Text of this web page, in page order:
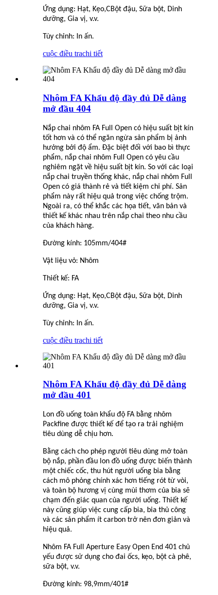
Ứng dụng: Hạt, Kẹo,CBột đậu, Sữa bột, Dinh
dưỡng, Gia vị, v.v.
Tùy chỉnh: In ấn.
cuộc điều trachi tiết
Nhôm FA Khẩu độ đầy đủ Dễ dàng
mở đầu 404
Nắp chai nhôm FA Full Open có hiệu suất bịt kín
tốt hơn và có thể ngăn ngừa sản phẩm bị ảnh
hưởng bởi độ ẩm. Đặc biệt đối với bao bì thực
phẩm, nắp chai nhôm Full Open có yêu cầu
nghiêm ngặt về hiệu suất bịt kín. So với các loại
nắp chai truyền thống khác, nắp chai nhôm Full
Open có giá thành rẻ và tiết kiệm chi phí. Sản
phẩm này rất hiệu quả trong việc chống trộm.
Ngoài ra, có thể khắc các họa tiết, văn bản và
thiết kế khác nhau trên nắp chai theo nhu cầu
của khách hàng.
Đường kính: 105mm/404#
Vật liệu vỏ: Nhôm
Thiết kế: FA
Ứng dụng: Hạt, Kẹo,CBột đậu, Sữa bột, Dinh
dưỡng, Gia vị, v.v.
Tùy chỉnh: In ấn.
cuộc điều trachi tiết
Nhôm FA Khẩu độ đầy đủ Dễ dàng
mở đầu 401
Lon đồ uống toàn khẩu độ FA bằng nhôm
Packfine được thiết kế để tạo ra trải nghiệm
tiêu dùng dễ chịu hơn.
Bằng cách cho phép người tiêu dùng mở toàn
bộ nắp, phần đầu lon đồ uống được biến thành
một chiếc cốc, thu hút người uống bia bằng
cách mô phỏng chính xác hơn tiếng rót từ vòi,
và toàn bộ hương vị cùng mùi thơm của bia sẽ
chạm đến giác quan của người uống. Thiết kế
này cũng giúp việc cung cấp bia, bia thủ công
và các sản phẩm ít carbon trở nên đơn giản và
hiệu quả.
Nhôm FA Full Aperture Easy Open End 401 chủ
yếu được sử dụng cho đai ốcs, kẹo, bột cà phê,
sữa bột, v.v.
Đường kính: 98,9mm/401#